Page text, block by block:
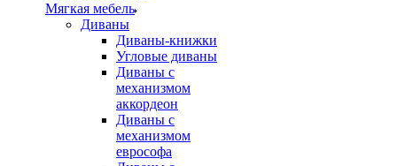
Мягкая мебель
Диваны
Диваны-книжки
Угловые диваны
Диваны с
механизмом
аккордеон
Диваны с
механизмом
еврософа